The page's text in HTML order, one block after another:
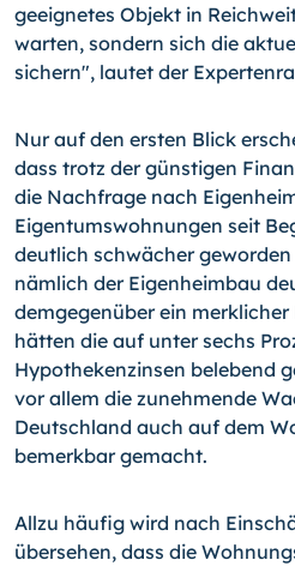
geeignetes Objekt in
warten, sondern sich die
sichern", lautet der
Nur auf den ersten Blick
dass trotz der günstigen
die Nachfrage nach
Eigentumswohnungen seit
deutlich schwächer geworden
nämlich der Eigenheimbau
demgegenüber ein
hätten die auf unter sechs
Hypothekenzinsen belebend
vor allem die zunehmende
Deutschland auch auf dem
bemerkbar gemacht.
Allzu häufig wird nach
übersehen, dass die